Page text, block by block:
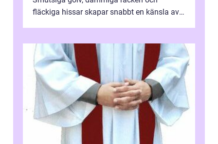
fläckiga hissar skapar snabbt en känsla av